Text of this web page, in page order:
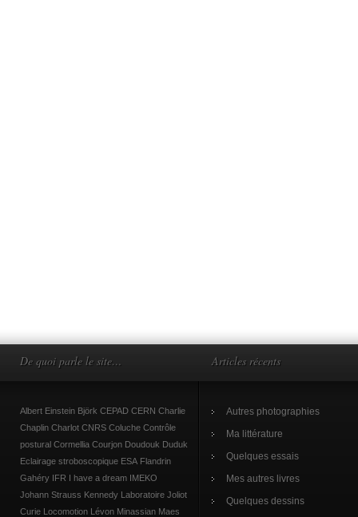
De quoi parle le site…
Albert Einstein Björk CEPAD CERN Charlie
Chaplin Charlot CNRS Coluche Contrôle
postural Cormellia Courjon Doudouk Duduk
Eclairage stroboscopique ESA Flandrin
Gahéry IFR I have a dream IMEKO
Johann Strauss Kennedy Laboratoire Joliot
Curie Locomotion Lévon Minassian Maes
Articles récents
Autres photographies
Ma littérature
Quelques essais
Mes autres livres
Quelques dessins